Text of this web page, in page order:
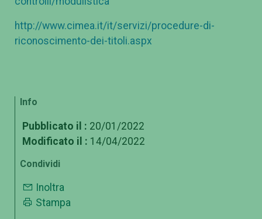
http://www.cimea.it/it/servizi/procedure-di-
riconoscimento-dei-titoli.aspx
Info
Pubblicato il : 20/01/2022
Modificato il : 14/04/2022
Condividi
Inoltra
Stampa